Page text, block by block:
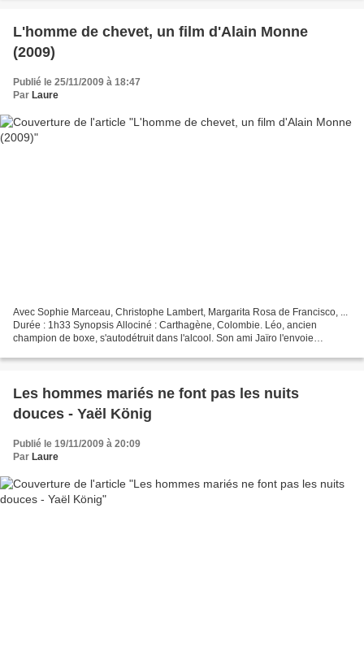
L'homme de chevet, un film d'Alain Monne
(2009)
Publié le 25/11/2009 à 18:47
Par Laure
Avec Sophie Marceau, Christophe Lambert, Margarita Rosa de Francisco, ...
Durée : 1h33 Synopsis Allociné : Carthagène, Colombie. Léo, ancien
champion de boxe, s'autodétruit dans l'alcool. Son ami Jaïro l'envoie
Les hommes mariés ne font pas les nuits
douces - Yaël König
Publié le 19/11/2009 à 20:09
Par Laure